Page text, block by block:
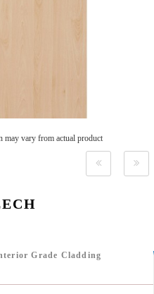
may vary from actual product
Grade Cladding